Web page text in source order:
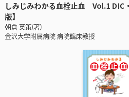
しみじみわかる血栓止血 Vol.1 DIC
版】
朝倉 英策(著)
金沢大学附属病院 病院臨床教授